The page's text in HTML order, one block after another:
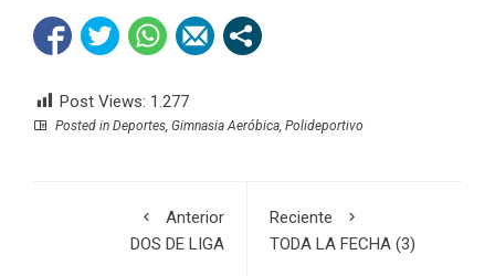
Post Views: 1.277
Posted in Deportes, Gimnasia Aeróbica, Polideportivo
Anterior
DOS DE LIGA
Reciente
TODA LA FECHA (3)